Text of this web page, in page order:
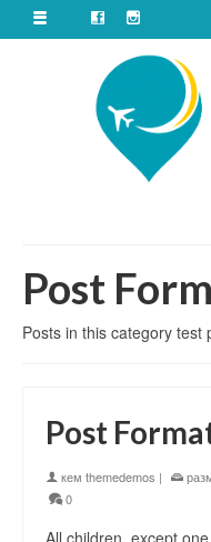
Post
Posts in this category test
Post
кем themedemos |
0
All children, except